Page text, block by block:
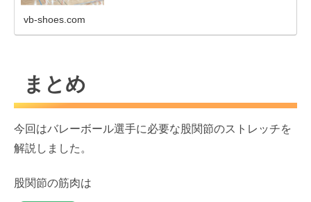
vb-shoes.com
まとめ
今回はバレーボール選手に必要な股関節のストレッチを
解説しました。
股関節の筋肉は